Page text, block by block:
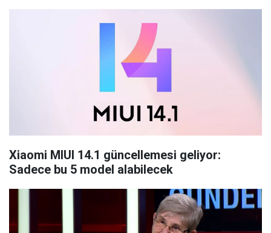
Xiaomi MIUI 14.1 güncellemesi geliyor:
Sadece bu 5 model alabilecek